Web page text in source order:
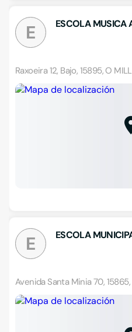
E ESCOLA MUSICA
Raxoeira 12, Bajo, 15895, O
E ESCOLA
Avenida Santa Minia 70,